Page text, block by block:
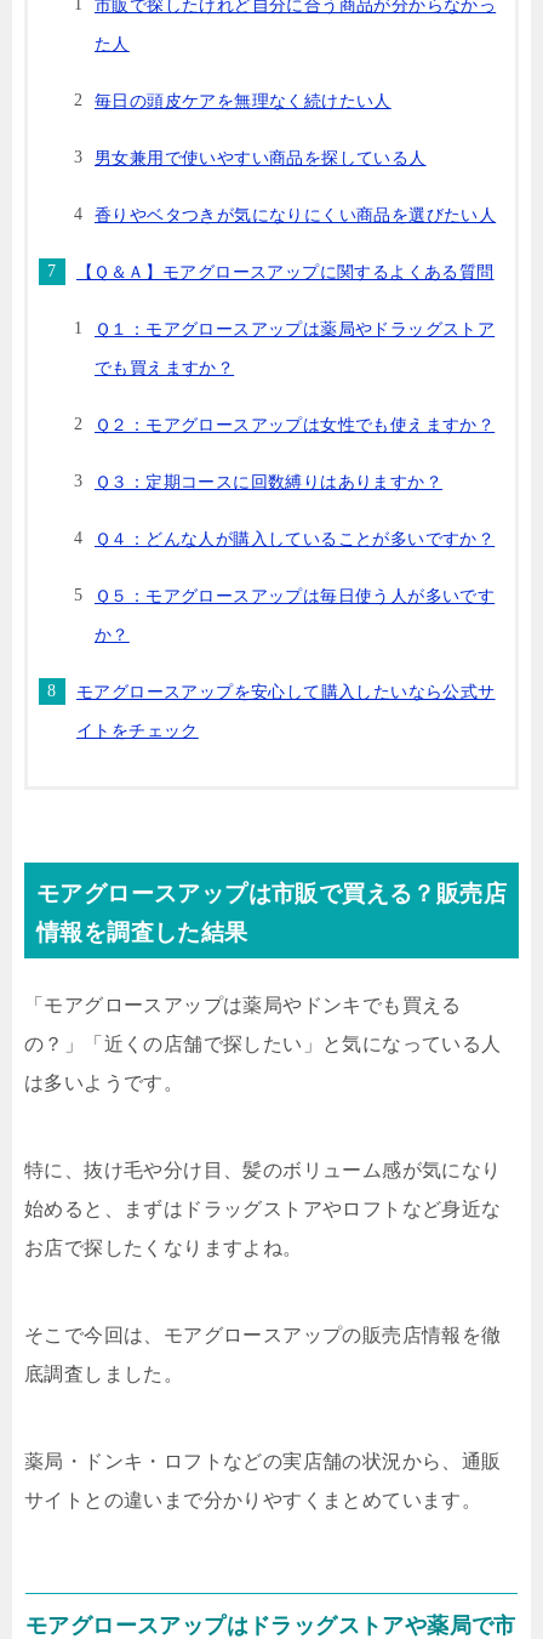
市販で探したけれど自分に合う商品が分からなかっ
た人
毎日の頭皮ケアを無理なく続けたい人
男女兼用で使いやすい商品を探している人
香りやベタつきが気になりにくい商品を選びたい人
【Ｑ＆Ａ】モアグロースアップに関するよくある質問
Ｑ１：モアグロースアップは薬局やドラッグストア
でも買えますか？
Ｑ２：モアグロースアップは女性でも使えますか？
Ｑ３：定期コースに回数縛りはありますか？
Ｑ４：どんな人が購入していることが多いですか？
Ｑ５：モアグロースアップは毎日使う人が多いです
か？
モアグロースアップを安心して購入したいなら公式サ
イトをチェック
モアグロースアップは市販で買える？販売店
情報を調査した結果
「モアグロースアップは薬局やドンキでも買える
の？」「近くの店舗で探したい」と気になっている人
は多いようです。
特に、抜け毛や分け目、髪のボリューム感が気になり
始めると、まずはドラッグストアやロフトなど身近な
お店で探したくなりますよね。
そこで今回は、モアグロースアップの販売店情報を徹
底調査しました。
薬局・ドンキ・ロフトなどの実店舗の状況から、通販
サイトとの違いまで分かりやすくまとめています。
モアグロースアップはドラッグストアや薬局で市